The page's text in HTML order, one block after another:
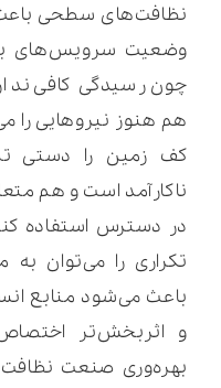
نظافت‌های سطحی
وضعیت سرویس‌های
چون رسیدگی کافی
هم هنوز نیروهایی را
کف زمین را دستی
ناکارآمد است و هم
در دسترس استفاده
تکراری را می‌توان
باعث می‌شود منابع
و اثربخش‌تر اختصاص
بهره‌وری صنعت نظافت